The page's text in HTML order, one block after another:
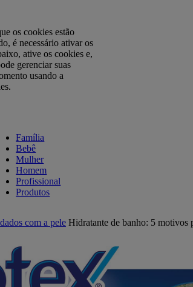
os cookies estão
é necessário ativar os
ative os cookies e,
gerenciar suas
usando a
Família
Bebê
Mulher
Homem
Profissional
Produtos
com a pele Hidratante de banho: 5 motivos